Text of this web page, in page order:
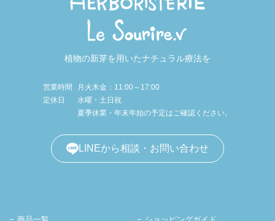
植物の新芽を用いたナチュラル療法を
営業時間
月火木金：11:00～17:00
定休日
水曜・土日祝
夏季休業・年末年始の予定はご確認ください。
LINEから相談・お問い合わせ